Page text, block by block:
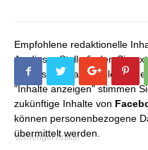
Empfohlene redaktionelle
An dieser Stelle finden Sie
die unser redaktionelles
"Inhalte anzeigen" stimmen
zukünftige Inhalte von
können personenbezogene
übermittelt werden.
Vorheriger Artikel